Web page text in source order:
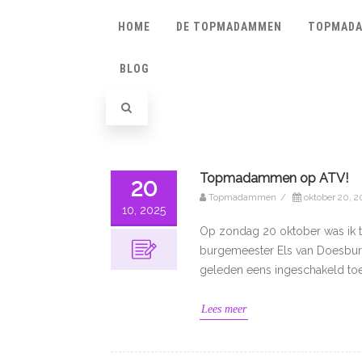
HOME DE TOPMADAMMEN
BLOG
20
10, 2025
Topmadammen op ATV!
Topmadammen / oktober 20,
Op zondag 20 oktober was ik
burgemeester Els van
geleden eens ingeschakeld
Lees meer